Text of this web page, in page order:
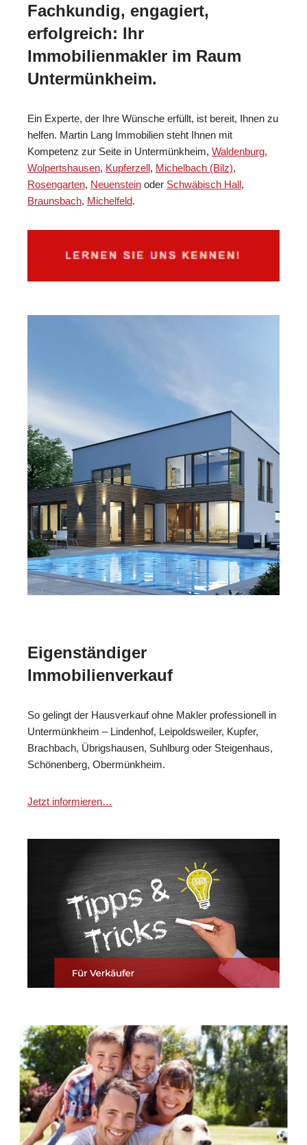
Fachkundig, engagiert,
erfolgreich: Ihr
Immobilienmakler im Raum
Untermünkheim.
Ein Experte, der Ihre Wünsche erfüllt, ist bereit, Ihnen zu
helfen. Martin Lang Immobilien steht Ihnen mit
Kompetenz zur Seite in Untermünkheim, Waldenburg,
Wolpertshausen, Kupferzell, Michelbach (Bilz),
Rosengarten, Neuenstein oder Schwäbisch Hall,
Braunsbach, Michelfeld.
Eigenständiger
Immobilienverkauf
So gelingt der Hausverkauf ohne Makler professionell in
Untermünkheim – Lindenhof, Leipoldsweiler, Kupfer,
Brachbach, Übrigshausen, Suhlburg oder Steigenhaus,
Schönenberg, Obermünkheim.
Jetzt informieren…